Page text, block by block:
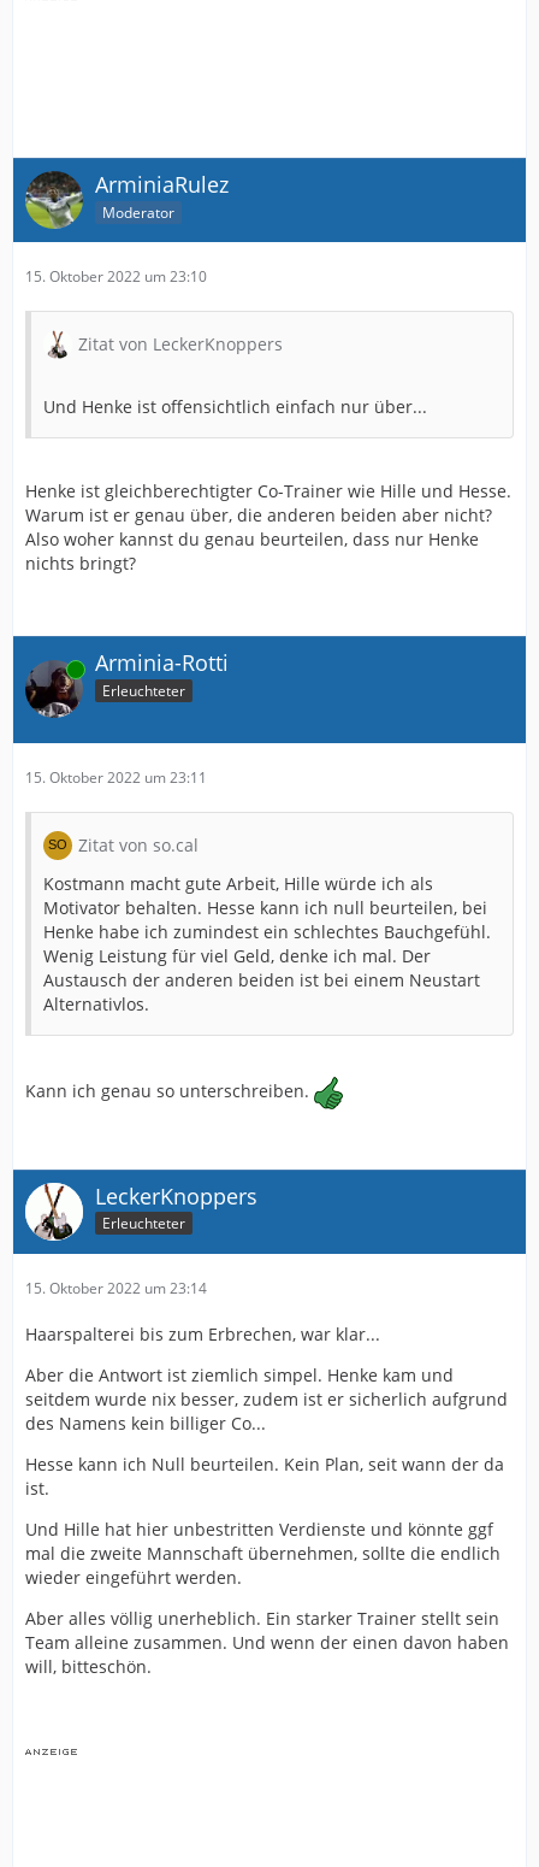
ArminiaRulez
Moderator
15. Oktober 2022 um 23:10
Zitat von LeckerKnoppers
Und Henke ist offensichtlich einfach nur über...
Henke ist gleichberechtigter Co-Trainer wie Hille und Hesse.
Warum ist er genau über, die anderen beiden aber nicht?
Also woher kannst du genau beurteilen, dass nur Henke
nichts bringt?
Online Arminia-Rotti
Erleuchteter
15. Oktober 2022 um 23:11
Zitat von so.cal
Kostmann macht gute Arbeit, Hille würde ich als
Motivator behalten. Hesse kann ich null beurteilen, bei
Henke habe ich zumindest ein schlechtes Bauchgefühl.
Wenig Leistung für viel Geld, denke ich mal. Der
Austausch der anderen beiden ist bei einem Neustart
Alternativlos.
Kann ich genau so unterschreiben.
LeckerKnoppers
Erleuchteter
15. Oktober 2022 um 23:14
Haarspalterei bis zum Erbrechen, war klar...
Aber die Antwort ist ziemlich simpel. Henke kam und
seitdem wurde nix besser, zudem ist er sicherlich aufgrund
des Namens kein billiger Co...
Hesse kann ich Null beurteilen. Kein Plan, seit wann der da
ist.
Und Hille hat hier unbestritten Verdienste und könnte ggf
mal die zweite Mannschaft übernehmen, sollte die endlich
wieder eingeführt werden.
Aber alles völlig unerheblich. Ein starker Trainer stellt sein
Team alleine zusammen. Und wenn der einen davon haben
will, bitteschön.